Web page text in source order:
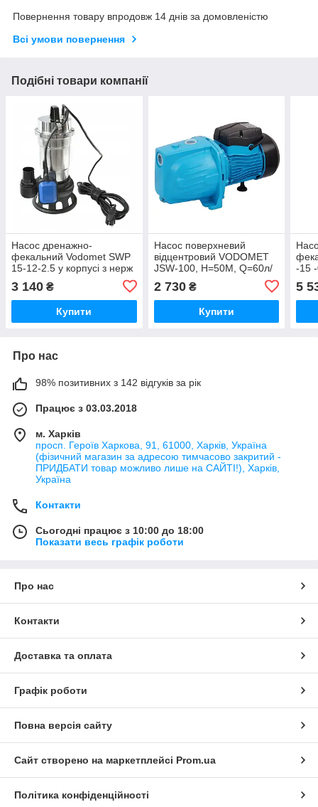
Повернення товару впродовж 14 днів за домовленістю
Всі умови повернення
Подібні товари компанії
Насос дренажно-
фекальний Vodomet SWP
15-12-2.5 у корпусі з нерж
3 140 ₴
Купити
Насос поверхневий
відцентровий VODOMET
JSW-100, Н=50М, Q=60л/
корпус чавун (VO4312)
2 730₴
Купити
-15
Вт,
5
Про нас
98% позитивних з 142 відгуків за рік
Працює з 03.03.2018
м. Харків
просп. Героїв Харкова, 91, 61000, Харків, Україна
(фізичний магазин за адресою тимчасово закритий -
ПРИДБАТИ товар можливо лише на САЙТІ!), Харків,
Україна
Контакти
Сьогодні працює з 10:00 до 18:00
Показати весь графік роботи
Про нас
Контакти
Доставка та оплата
Графік роботи
Повна версія сайту
Сайт створено на маркетплейсі Prom.ua
Політика конфіденційності